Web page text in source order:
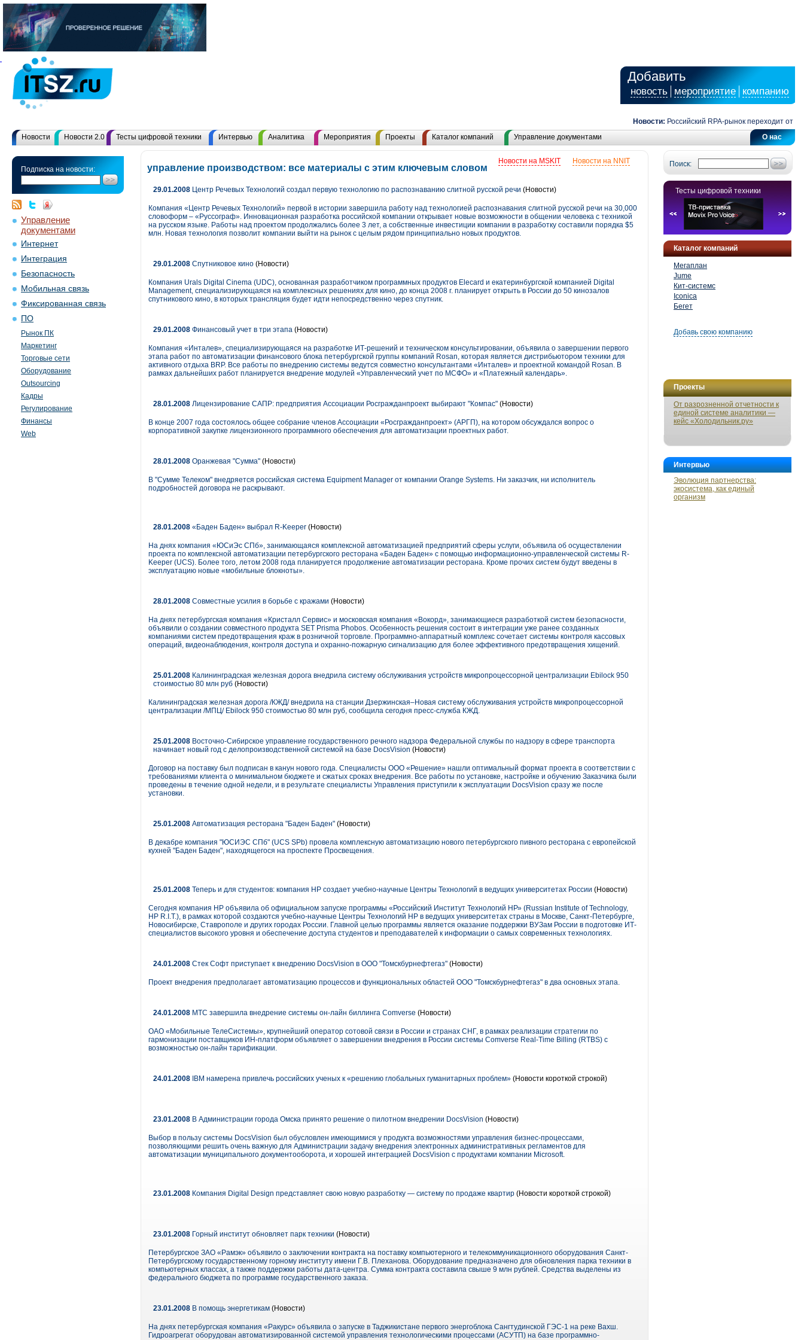
Добавить
новость мероприятие компанию
Новости: Российский RPA-рынок переходит от
О нас
Новости Новости 2.0 Тесты цифровой техники Интервью Аналитика Мероприятия Проекты Каталог компаний Управление документами
Подписка на новости:
Управление
документами
Интернет
Интеграция
Безопасность
Мобильная связь
Фиксированная связь
ПО
Рынок ПК
Маркетинг
Торговые сети
Оборудование
Outsourcing
Кадры
Регулирование
Финансы
Web
Поиск:
Тесты цифровой техники
Каталог компаний
Мегаплан
Jume
Кит-системс
Iconica
Бегет
Добавь свою компанию
Проекты
От разрозненной отчетности к
единой системе аналитики —
кейс «Холодильник.ру»
Интервью
Эволюция партнерства:
экосистема, как единый
организм
Новости на NNIT
Новости на MSKIT
управление производством: все материалы с этим ключевым словом
29.01.2008 Центр Речевых Технологий создал первую технологию по распознаванию слитной русской речи (Новости)
Компания «Центр Речевых Технологий» первой в истории завершила работу над технологией распознавания слитной русской речи на 30,000
словоформ – «Руссограф». Инновационная разработка российской компании открывает новые возможности в общении человека с техникой
на русском языке. Работы над проектом продолжались более 3 лет, а собственные инвестиции компании в разработку составили порядка $5
млн. Новая технология позволит компании выйти на рынок с целым рядом принципиально новых продуктов.
29.01.2008 Спутниковое кино (Новости)
Компания Urals Digital Cinema (UDC), основанная разработчиком программных продуктов Elecard и екатеринбургской компанией Digital
Management, специализирующаяся на комплексных решениях для кино, до конца 2008 г. планирует открыть в России до 50 кинозалов
спутникового кино, в которых трансляция будет идти непосредственно через спутник.
29.01.2008 Финансовый учет в три этапа (Новости)
Компания «Инталев», специализирующаяся на разработке ИТ-решений и техническом консультировании, объявила о завершении первого
этапа работ по автоматизации финансового блока петербургской группы компаний Rosan, которая является дистрибьютором техники для
активного отдыха BRP. Все работы по внедрению системы ведутся совместно консультантами «Инталев» и проектной командой Rosan. В
рамках дальнейших работ планируется внедрение модулей «Управленческий учет по МСФО» и «Платежный календарь».
28.01.2008 Лицензирование САПР: предприятия Ассоциации Росгражданпроект выбирают "Компас" (Новости)
В конце 2007 года состоялось общее собрание членов Ассоциации «Росгражданпроект» (АРГП), на котором обсуждался вопрос о
корпоративной закупке лицензионного программного обеспечения для автоматизации проектных работ.
28.01.2008 Оранжевая "Сумма" (Новости)
В "Сумме Телеком" внедряется российская система Equipment Manager от компании Orange Systems. Ни заказчик, ни исполнитель
подробностей договора не раскрывают.
28.01.2008 «Баден Баден» выбрал R-Keeper (Новости)
На днях компания «ЮСиЭс СПб», занимающаяся комплексной автоматизацией предприятий сферы услуги, объявила об осуществлении
проекта по комплексной автоматизации петербургского ресторана «Баден Баден» с помощью информационно-управленческой системы R-
Keeper (UCS). Более того, летом 2008 года планируется продолжение автоматизации ресторана. Кроме прочих систем будут введены в
эксплуатацию новые «мобильные блокноты».
28.01.2008 Совместные усилия в борьбе с кражами (Новости)
На днях петербургская компания «Кристалл Сервис» и московская компания «Вокорд», занимающиеся разработкой систем безопасности,
объявили о создании совместного продукта SET Prisma Phobos. Особенность решения состоит в интеграции уже ранее созданных
компаниями систем предотвращения краж в розничной торговле. Программно-аппаратный комплекс сочетает системы контроля кассовых
операций, видеонаблюдения, контроля доступа и охранно-пожарную сигнализацию для более эффективного предотвращения хищений.
25.01.2008 Калининградская железная дорога внедрила систему обслуживания устройств микропроцессорной централизации Ebiloсk 950
стоимостью 80 млн руб (Новости)
Калининградская железная дорога /КЖД/ внедрила на станции Дзержинская–Новая систему обслуживания устройств микропроцессорной
централизации /МПЦ/ Ebiloсk 950 стоимостью 80 млн руб, сообщила сегодня пресс-служба КЖД.
25.01.2008 Восточно-Сибирское управление государственного речного надзора Федеральной службы по надзору в сфере транспорта
начинает новый год с делопроизводственной системой на базе DocsVision (Новости)
Договор на поставку был подписан в канун нового года. Специалисты ООО «Решение» нашли оптимальный формат проекта в соответствии с
требованиями клиента о минимальном бюджете и сжатых сроках внедрения. Все работы по установке, настройке и обучению Заказчика были
проведены в течение одной недели, и в результате специалисты Управления приступили к эксплуатации DocsVision сразу же после
установки.
25.01.2008 Автоматизация ресторана "Баден Баден" (Новости)
В декабре компания "ЮСИЭС СПб" (UCS SPb) провела комплексную автоматизацию нового петербургского пивного ресторана с европейской
кухней "Баден Баден", находящегося на проспекте Просвещения.
25.01.2008 Теперь и для студентов: компания НР создает учебно-научные Центры Технологий в ведущих университетах России (Новости)
Сегодня компания HP объявила об официальном запуске программы «Российский Институт Технологий НР» (Russian Institute of Technology,
HP R.I.T.), в рамках которой создаются учебно-научные Центры Технологий НР в ведущих университетах страны в Москве, Санкт-Петербурге,
Новосибирске, Ставрополе и других городах России. Главной целью программы является оказание поддержки ВУЗам России в подготовке ИТ-
специалистов высокого уровня и обеспечение доступа студентов и преподавателей к информации о самых современных технологиях.
24.01.2008 Стек Софт приступает к внедрению DocsVision в ООО "Томскбурнефтегаз" (Новости)
Проект внедрения предполагает автоматизацию процессов и функциональных областей ООО "Томскбурнефтегаз" в два основных этапа.
24.01.2008 МТС завершила внедрение системы он-лайн биллинга Comverse (Новости)
ОАО «Мобильные ТелеСистемы», крупнейший оператор сотовой связи в России и странах СНГ, в рамках реализации стратегии по
гармонизации поставщиков ИН-платформ объявляет о завершении внедрения в России системы Comverse Real-Time Billing (RTBS) с
возможностью он-лайн тарификации.
24.01.2008 IBM намерена привлечь российских ученых к «решению глобальных гуманитарных проблем» (Новости короткой строкой)
23.01.2008 В Администрации города Омска принято решение о пилотном внедрении DocsVision (Новости)
Выбор в пользу системы DocsVision был обусловлен имеющимися у продукта возможностями управления бизнес-процессами,
позволяющими решить очень важную для Администрации задачу внедрения электронных административных регламентов для
автоматизации муниципального документооборота, и хорошей интеграцией DocsVision с продуктами компании Microsoft.
23.01.2008 Компания Digital Design представляет свою новую разработку — систему по продаже квартир (Новости короткой строкой)
23.01.2008 Горный институт обновляет парк техники (Новости)
Петербургское ЗАО «Рамэк» объявило о заключении контракта на поставку компьютерного и телекоммуникационного оборудования Санкт-
Петербургскому государственному горному институту имени Г.В. Плеханова. Оборудование предназначено для обновления парка техники в
компьютерных классах, а также поддержки работы дата-центра. Сумма контракта составила свыше 9 млн рублей. Средства выделены из
федерального бюджета по программе государственного заказа.
23.01.2008 В помощь энергетикам (Новости)
На днях петербургская компания «Ракурс» объявила о запуске в Таджикистане первого энергоблока Сангтудинской ГЭС-1 на реке Вахш.
Гидроагрегат оборудован автоматизированной системой управления технологическими процессами (АСУТП) на базе программно-